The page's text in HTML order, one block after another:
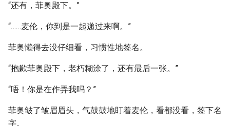
“还有，菲奥殿下。”
“……麦伦，你到是一起递过来啊。”
菲奥懒得去没仔细看，习惯性地签名。
“抱歉菲奥殿下，老朽糊涂了，还有最后一张。”
“唔！你是在作弄我吗？”
菲奥皱了皱眉眉头，气鼓鼓地盯着麦伦，看都没看，签下名
字。